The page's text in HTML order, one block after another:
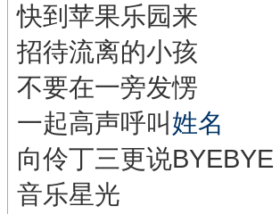
快到苹果乐园来
招待流离的小孩
不要在一旁发愣
一起高声呼叫 姓名
向伶丁三更说BYEBYE
音乐星光